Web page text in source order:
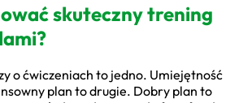
skuteczny trening
o ćwiczeniach to jedno. Umiejętność
plan to drugie. Dobry plan to